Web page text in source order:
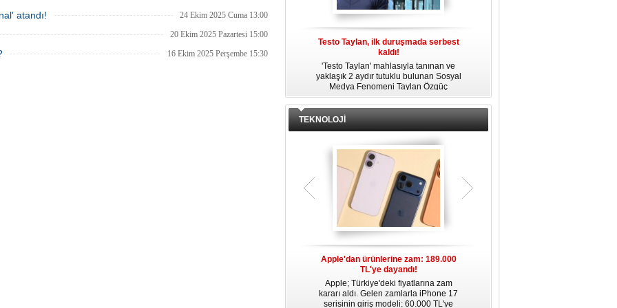
atandı! 24 Ekim 2025 Cuma 13:00
20 Ekim 2025 Pazartesi 15:00
16 Ekim 2025 Perşembe 15:30
Testo Taylan, ilk duruşmada serbest
kaldı!
'Testo Taylan' mahlasıyla tanınan ve
yaklaşık 2 aydır tutuklu bulunan Sosyal
Medya Fenomeni Taylan Özgüç
Danyıldız, çıktığı ilk duruşmada serbest
bırakıldı.
Güney, 'Ev Hapsi' şartıyla serbest
TEKNOLOJİ
Apple'dan ürünlerine zam: 189.000
TL'ye dayandı!
Apple; Türkiye'deki fiyatlarına zam
kararı aldı. Gelen zamlarla iPhone 17
serisinin giriş modeli; 60.000 TL'ye